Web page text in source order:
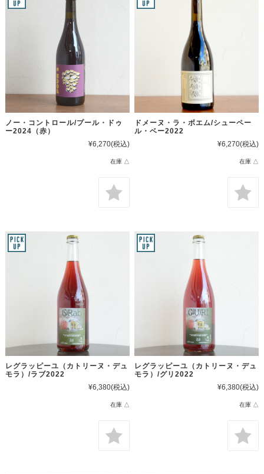
ノー・コントロール/プール・ドゥ
ー2024（赤）
¥6,270(税込)
在庫 △
ドメーヌ・ラ・ボエム/シューペー
ル・ベー2022
¥6,270(税込)
在庫 △
レグラッピーユ（カトリーヌ・デュ
モラ）/ラブ2022
¥6,380(税込)
在庫 △
レグラッピーユ（カトリーヌ・デュ
モラ）/グリ2022
¥6,380(税込)
在庫 △